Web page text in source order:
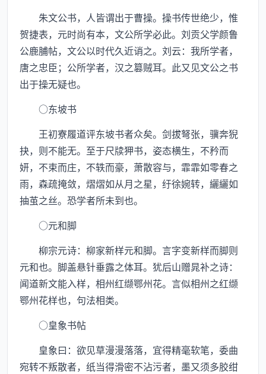
朱文公书，人皆谓出于曹操。操书传世绝少，惟
贺捷表，元时尚有本，文公所学必此。刘贡父学颜鲁
公鹿脯帖，文公以时代久近诮之。刘云：我所学者，
唐之忠臣；公所学者，汉之篡贼耳。此又见文公之书
出于操无疑也。
○东坡书
王初寮履道评东坡书者众矣。剑拔弩张，骥奔猊
抉，则不能无。至于尺牍狎书，姿态横生，不矜而
妍，不束而庄，不轶而豪，萧散容与，霏霏如零春之
雨，森疏掩敛，熠熠如从月之星，纡徐婉转，纚纚如
抽茧之丝。恐学者所未到也。
○元和脚
柳宗元诗：柳家新样元和脚。言字变新样而脚则
元和也。脚盖悬针垂露之体耳。犹后山赠晁补之诗：
闻道新文能入样，相州红缬鄂州花。言似相州之红缬
鄂州花样也，句法相类。
○皇象书帖
皇象曰：欲见草漫漫落落，宜得精毫软笔，委曲
宛转不叛散者，纸当得滑密不沾污者，墨又须多胶绀